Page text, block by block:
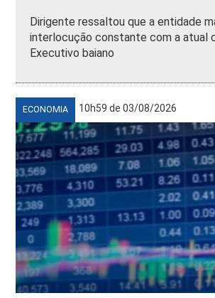
Dirigente ressaltou que a entidade
interlocução constante com a atual
Executivo baiano
ECONOMIA 10h59 de 03/08/2026